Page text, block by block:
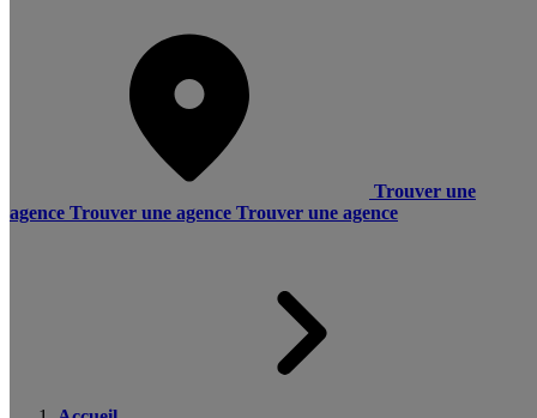
Trouver une
agence Trouver une agence Trouver une agence